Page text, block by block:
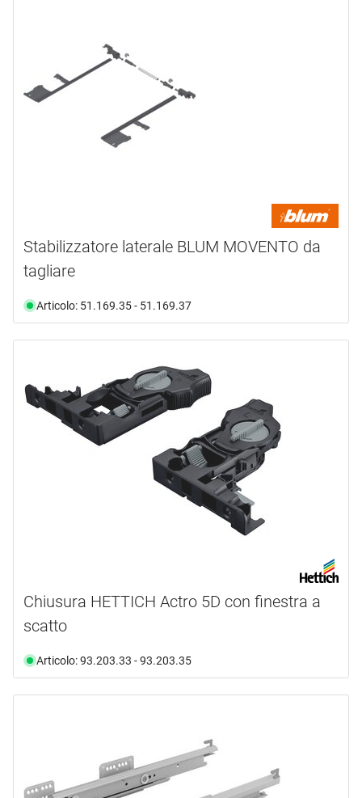
Stabilizzatore laterale BLUM MOVENTO da
tagliare
Articolo: 51.169.35 - 51.169.37
Chiusura HETTICH Actro 5D con finestra a
scatto
Articolo: 93.203.33 - 93.203.35